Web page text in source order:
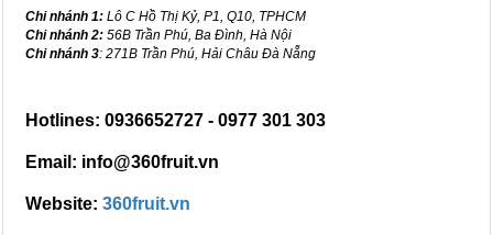
Chi nhánh 1: Lô C Hồ Thị Kỷ, P1, Q10, TPHCM
Chi nhánh 2: 56B Trần Phú, Ba Đình, Hà Nội
Chi nhánh 3: 271B Trần Phú, Hải Châu Đà Nẵng
Hotlines: 0936652727 - 0977 301 303
Email: info@360fruit.vn
Website: 360fruit.vn